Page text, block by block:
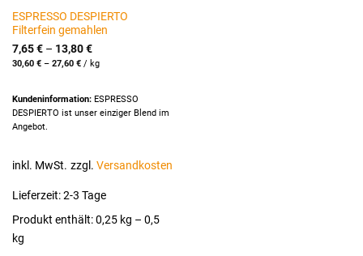
ESPRESSO DESPIERTO
Filterfein gemahlen
7,65€– 13,80€
30,60 €– 27,60 €/ kg
Kundeninformation:ESPRESSO
DESPIERTO ist unser einziger Blend im
Angebot.
inkl. MwSt. zzgl. Versandkosten
Lieferzeit:2-3 Tage
Produkt enthält: 0,25 kg – 0,5
kg